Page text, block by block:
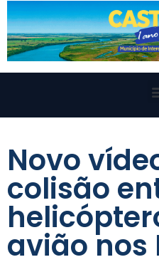
Novo
colisão
avião nos